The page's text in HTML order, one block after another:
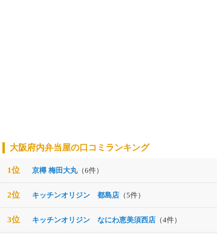
大阪府内弁当屋の口コミランキング
1位 京樽 梅田大丸（6件）
2位 キッチンオリジン 都島店 （5件）
3位 キッチンオリジン なにわ恵美須西店 （4件）